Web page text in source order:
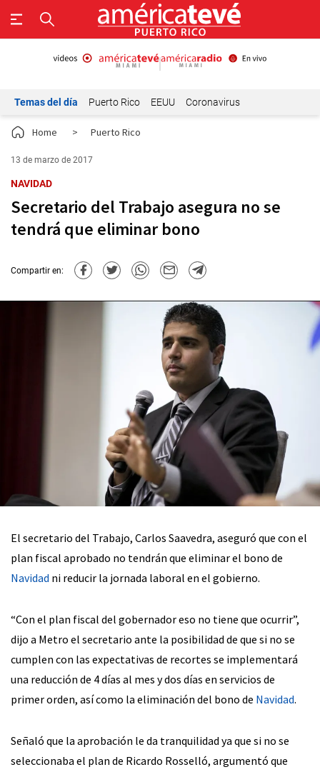
Temas del día Puerto Rico EEUU Coronavirus
Home > Puerto Rico
13 de marzo de 2017
NAVIDAD
Secretario del Trabajo asegura no se
tendrá que eliminar bono
Compartir en:
El secretario del Trabajo, Carlos Saavedra, aseguró que con el
plan fiscal aprobado no tendrán que eliminar el bono de
Navidad ni reducir la jornada laboral en el gobierno.
“Con el plan fiscal del gobernador eso no tiene que ocurrir”,
dijo a Metro el secretario ante la posibilidad de que si no se
cumplen con las expectativas de recortes se implementará
una reducción de 4 días al mes y dos días en servicios de
primer orden, así como la eliminación del bono de Navidad.
Señaló que la aprobación le da tranquilidad ya que si no se
seleccionaba el plan de Ricardo Rosselló, argumentó que